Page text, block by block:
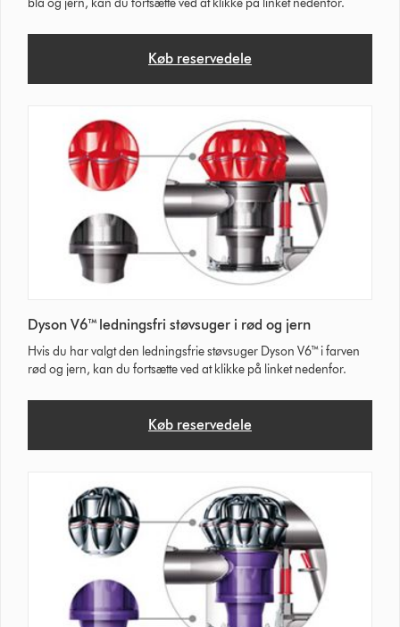
blå og jern, kan du fortsætte ved at klikke på linket nedenfor.
Køb reservedele
Dyson V6™ ledningsfri støvsuger i rød og jern
Hvis du har valgt den ledningsfrie støvsuger Dyson V6™ i farven
rød og jern, kan du fortsætte ved at klikke på linket nedenfor.
Køb reservedele